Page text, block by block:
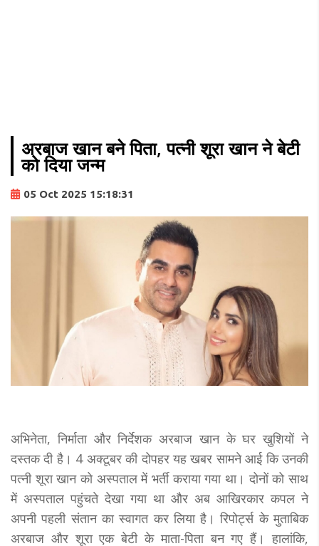
अरबाज खान बने पिता, पत्नी शूरा खान ने बेटी
को दिया जन्म
05 Oct 2025 15:18:31
अभिनेता, निर्माता और निर्देशक अरबाज खान के घर खुशियों ने
दस्तक दी है। 4 अक्टूबर की दोपहर यह खबर सामने आई कि उनकी
पत्नी शूरा खान को अस्पताल में भर्ती कराया गया था। दोनों को साथ
में अस्पताल पहुंचते देखा गया था और अब आखिरकार कपल ने
अपनी पहली संतान का स्वागत कर लिया है। रिपोर्ट्स के मुताबिक
अरबाज और शूरा एक बेटी के माता-पिता बन गए हैं। हालांकि,